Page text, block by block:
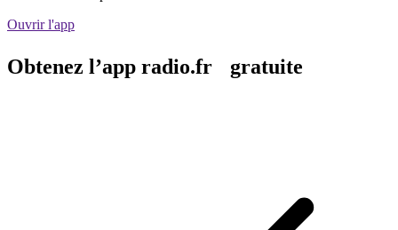
Ouvrir l'app
Obtenez l’app radio.fr gratuite